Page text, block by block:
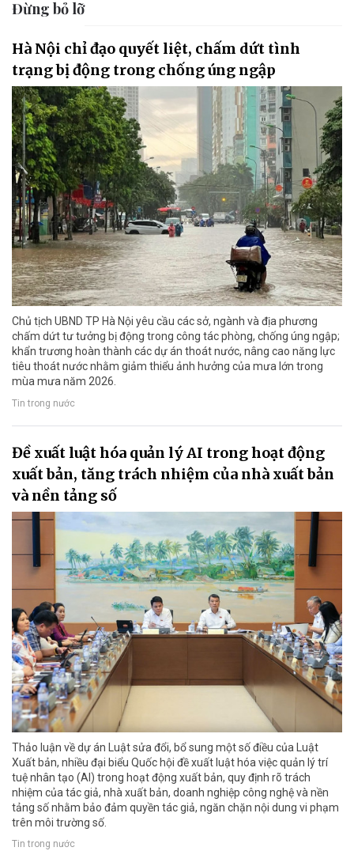
Đừng bỏ lỡ
Hà Nội chỉ đạo quyết liệt, chấm dứt tình
trạng bị động trong chống úng ngập
Chủ tịch UBND TP Hà Nội yêu cầu các sở, ngành và địa phương
chấm dứt tư tưởng bị động trong công tác phòng, chống úng ngập;
khẩn trương hoàn thành các dự án thoát nước, nâng cao năng lực
tiêu thoát nước nhằm giảm thiểu ảnh hưởng của mưa lớn trong
mùa mưa năm 2026.
Tin trong nước
Đề xuất luật hóa quản lý AI trong hoạt động
xuất bản, tăng trách nhiệm của nhà xuất bản
và nền tảng số
Thảo luận về dự án Luật sửa đổi, bổ sung một số điều của Luật
Xuất bản, nhiều đại biểu Quốc hội đề xuất luật hóa việc quản lý trí
tuệ nhân tạo (AI) trong hoạt động xuất bản, quy định rõ trách
nhiệm của tác giả, nhà xuất bản, doanh nghiệp công nghệ và nền
tảng số nhằm bảo đảm quyền tác giả, ngăn chặn nội dung vi phạm
trên môi trường số.
Tin trong nước